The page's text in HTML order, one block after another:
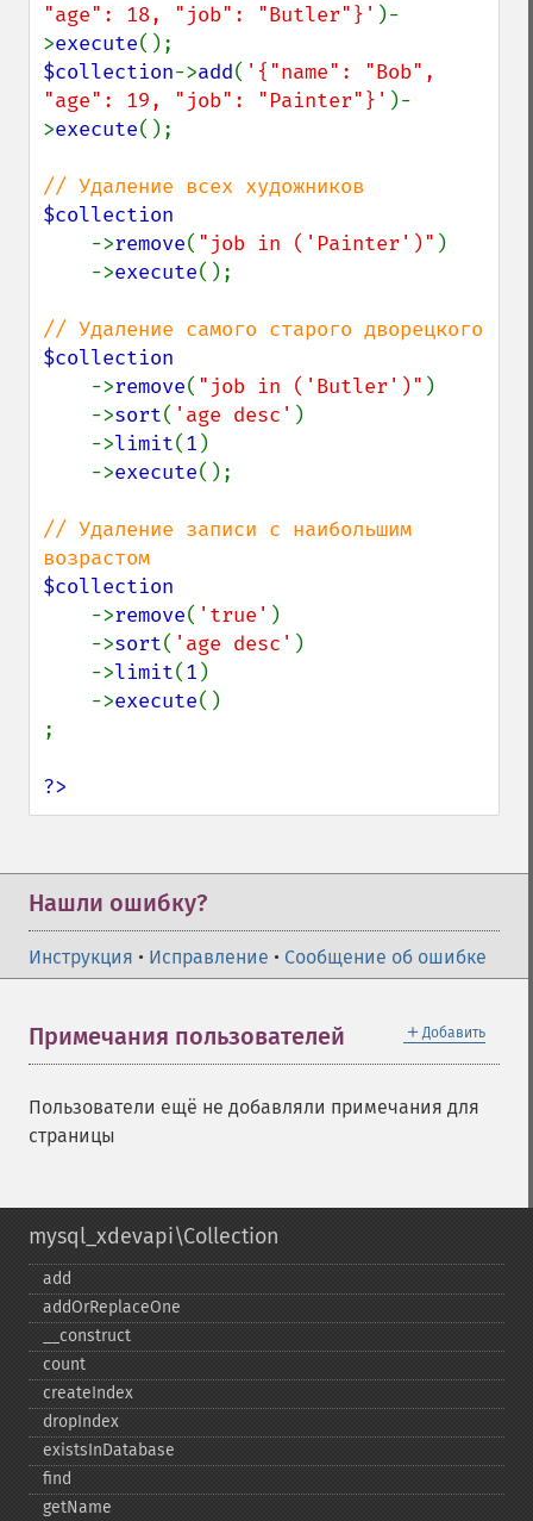
"age": 18, "job": "Butler"}' )-
>execute
$collection->add( '{"name": "Bob",
"age": 19, "job": "Painter"}' )-
>execute();
$collection
->remove( "job in ('Painter')" )
    ->
execute();
$collection
->remove( "job in ('Butler')" )
    ->
sort( 'age desc' )
    ->
limit(1 )
    ->
execute();
// Удаление записи с наибольшим
$collection
->remove( 'true' )
    ->
sort( 'age desc' )
    ->
limit(1 )
    ->
execute()
;
?>
Нашли ошибку?
Инструкция • Исправление • Сообщение об ошибке
＋ Добавить
Примечания пользователей
Пользователи ещё не добавляли примечания для
страницы
mysql_xdevapi\Collection
add
addOrReplaceOne
_​_​construct
count
createIndex
dropIndex
existsInDatabase
find
getName